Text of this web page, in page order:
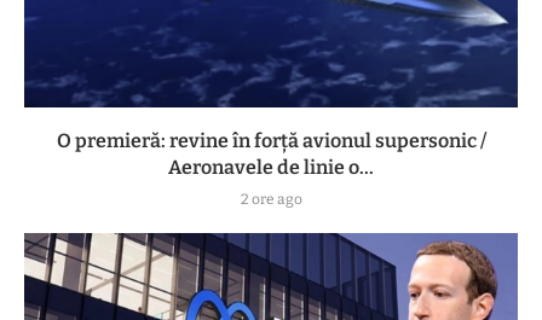
O premieră: revine în forță avionul supersonic /
Aeronavele de linie o...
2 ore ago